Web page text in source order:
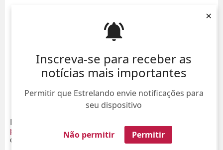
Inscreva-se para receber as
notícias mais importantes
Permitir que Estrelando envie notificações para
seu dispositivo
Não permitir Permitir
×
para o novo filme da
Besouro Azul
e não se fala em
outra coisa nas redes sociais.